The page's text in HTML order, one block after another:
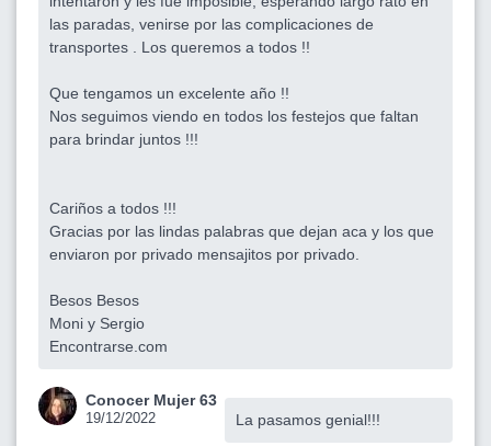
las paradas, venirse por las complicaciones de
transportes . Los queremos a todos !!
Que tengamos un excelente año !!
Nos seguimos viendo en todos los festejos que faltan
para brindar juntos !!!
Cariños a todos !!!
Gracias por las lindas palabras que dejan aca y los que
enviaron por privado mensajitos por privado.
Besos Besos
Moni y Sergio
Encontrarse.com
Conocer Mujer 63
19/12/2022 La pasamos genial!!!